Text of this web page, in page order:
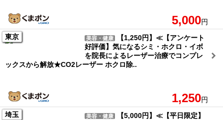
5,000円
東京
美容・健康
【1,250円】≪【アンケート
好評価】気になるシミ・ホクロ・イボ
を院長によるレーザー治療でコンプレ
ックスから解放★CO2レーザー ホクロ除..
1,250円
埼玉
美容・健康
【5,000円】≪【平日限定】